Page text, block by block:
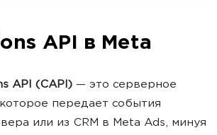
API в Meta
API (CAPI) — это серверное
передает события
или из CRM в Meta Ads, минуя